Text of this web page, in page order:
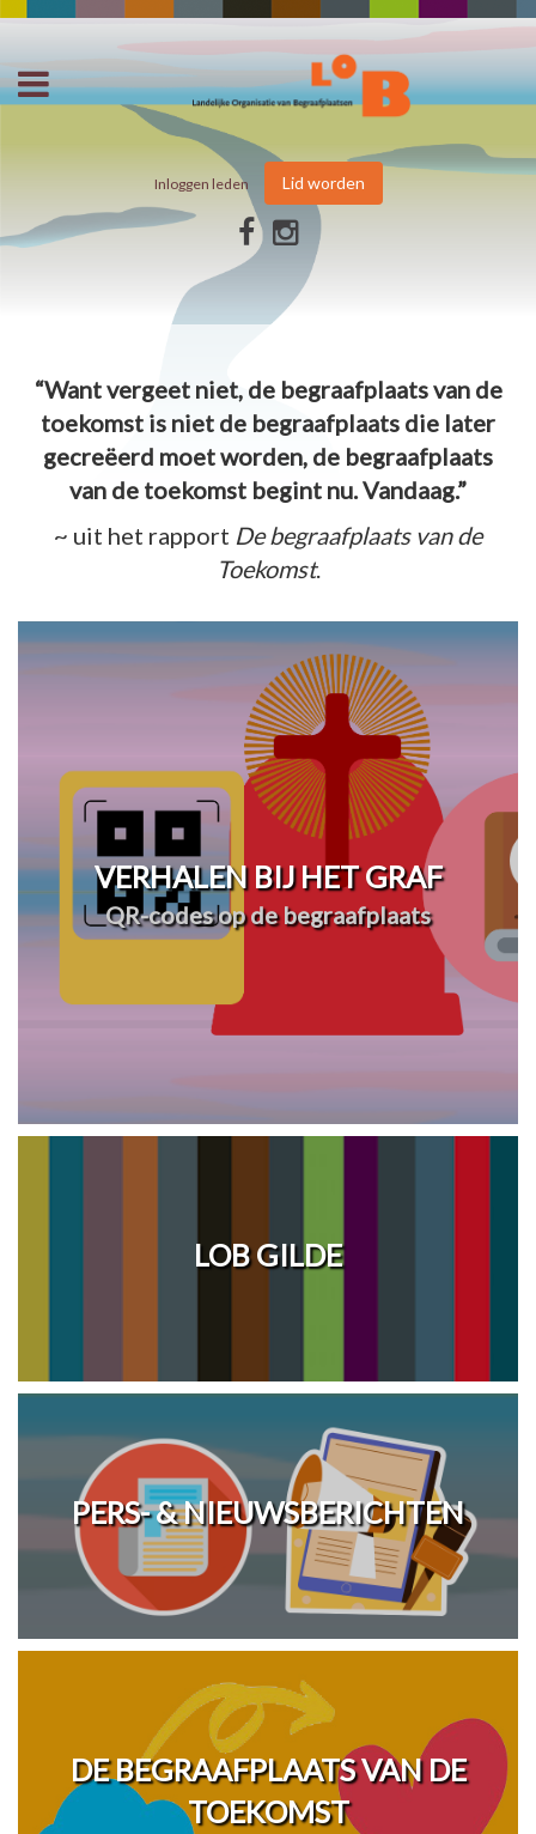
Inloggen leden Lid worden
“Want vergeet niet, de begraafplaats van de
toekomst is niet de begraafplaats die later
gecreëerd moet worden, de begraafplaats
van de toekomst begint nu. Vandaag.”
~ uit het rapport De begraafplaats van de
Toekomst.
VERHALEN BIJ HET GRAF
QR-codes op de begraafplaats
LOB GILDE
PERS- & NIEUWSBERICHTEN
DE BEGRAAFPLAATS VAN DE
TOEKOMST